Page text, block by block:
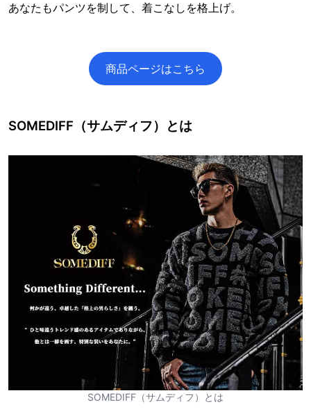
あなたもパンツを制して、着こなしを格上げ。
商品ページはこちら
SOMEDIFF（サムディフ）とは
SOMEDIFF（サムディフ）とは